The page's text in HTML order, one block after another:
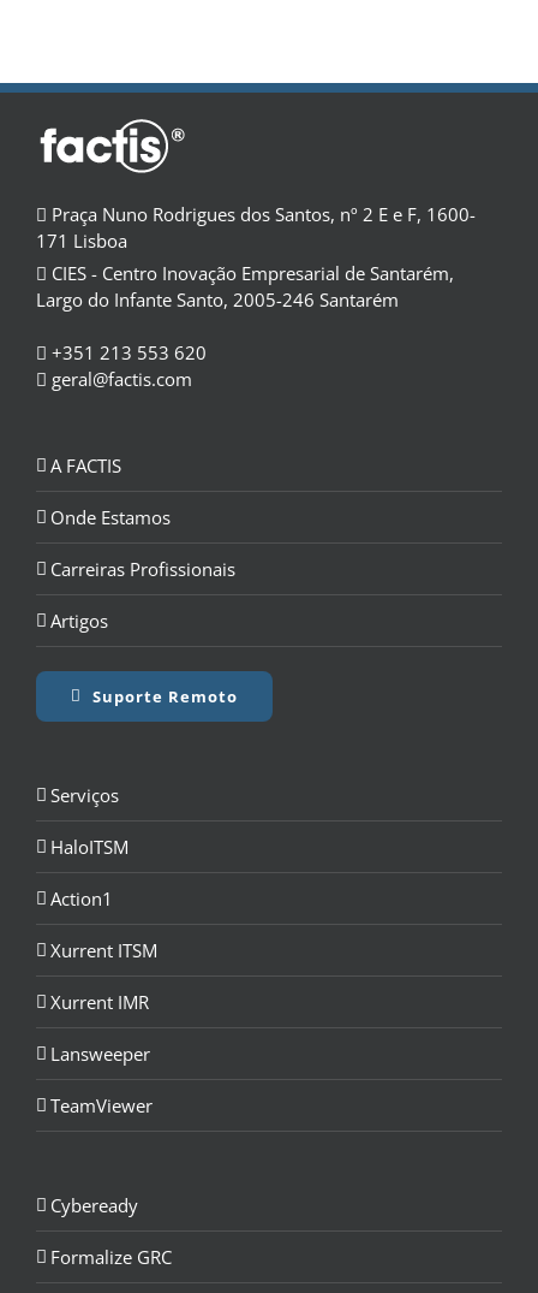
Praça Nuno Rodrigues dos Santos, nº 2 E e F, 1600-
171 Lisboa
CIES - Centro Inovação Empresarial de Santarém,
Largo do Infante Santo, 2005-246 Santarém
+351 213 553 620
geral@factis.com
A FACTIS
Onde Estamos
Carreiras Profissionais
Artigos
Suporte Remoto
Serviços
HaloITSM
Action1
Xurrent ITSM
Xurrent IMR
Lansweeper
TeamViewer
Cybeready
Formalize GRC